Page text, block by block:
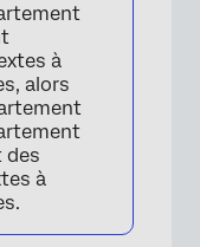
à
alors
des
à